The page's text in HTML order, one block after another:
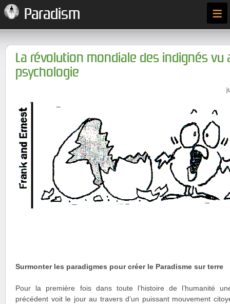
Paradism ≡
La révolution mondiale des indignés vu
psychologie
Surmonter les paradigmes pour créer le Paradisme sur terre
Pour la première fois dans toute l’histoire de l’humanité
précédent voit le jour au travers d’un puissant mouvement